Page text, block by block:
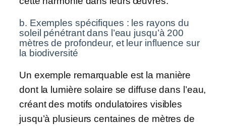
b. Exemples spécifiques : les rayons du
soleil pénétrant dans l’eau jusqu’à 200
mètres de profondeur, et leur influence sur
la biodiversité
Un exemple remarquable est la manière
dont la lumière solaire se diffuse dans l’eau,
créant des motifs ondulatoires visibles
jusqu’à plusieurs centaines de mètres de